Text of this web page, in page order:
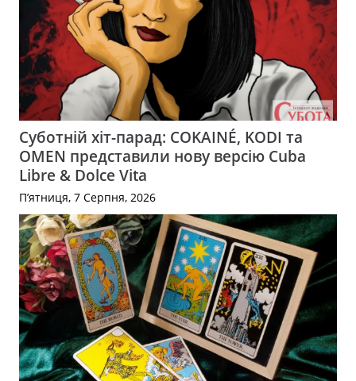
Суботній хіт-парад: COKAINÉ, KODI та
OMEN представили нову версію Cuba
Libre & Dolce Vita
П’ятниця, 7 Серпня, 2026